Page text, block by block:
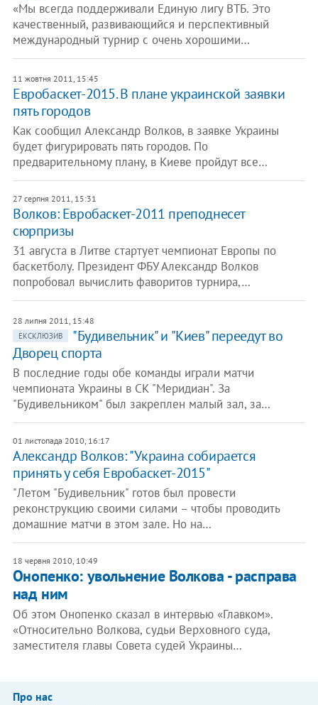
«Мы всегда поддерживали Единую лигу ВТБ. Это
качественный, развивающийся и перспективный
международный турнир с очень хорошими…
11 жовтня 2011, 15:45
Евробаскет-2015. В плане украинской заявки
пять городов
Как сообщил Александр Волков, в заявке Украины
будет фигурировать пять городов. По
предварительному плану, в Киеве пройдут все…
27 серпня 2011, 15:31
Волков: Евробаскет-2011 преподнесет
сюрпризы
31 августа в Литве стартует чемпионат Европы по
баскетболу. Президент ФБУ Александр Волков
попробовал вычислить фаворитов турнира,…
28 липня 2011, 15:48
ЕКСКЛЮЗИВ
"Будивельник" и "Киев" переедут во
Дворец спорта
В последние годы обе команды играли матчи
чемпионата Украины в СК "Меридиан". За
"Будивельником" был закреплен малый зал, за…
01 листопада 2010, 16:17
Александр Волков: "Украина собирается
принять у себя Евробаскет-2015"
"Летом "Будивельник" готов был провести
реконструкцию своими силами – чтобы проводить
домашние матчи в этом зале. Но на…
18 червня 2010, 10:49
Онопенко: увольнение Волкова - расправа
над ним
Об этом Онопенко сказал в интервью «Главком».
«Относительно Волкова, судьи Верховного суда,
заместителя главы Совета судей Украины…
Про нас